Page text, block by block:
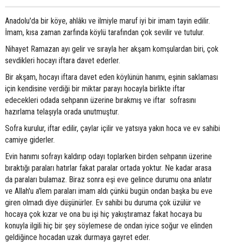
Anadolu'da bir köye, ahlâkı ve ilmiyle maruf iyi bir imam tayin edilir.
İmam, kısa zaman zarfında köylü tarafından çok sevilir ve tutulur.
Nihayet Ramazan ayı gelir ve sırayla her akşam komşulardan biri, çok
sevdikleri hocayı iftara davet ederler.
Bir akşam, hocayı iftara davet eden köylünün hanımı, eşinin saklaması
için kendisine verdiği bir miktar parayı hocayla birlikte iftar
edecekleri odada sehpanın üzerine bırakmış ve iftar sofrasını
hazırlama telaşıyla orada unutmuştur.
Sofra kurulur, iftar edilir, çaylar içilir ve yatsıya yakın hoca ve ev sahibi
camiye giderler.
Evin hanımı sofrayı kaldırıp odayı toplarken birden sehpanın üzerine
bıraktığı paraları hatırlar fakat paralar ortada yoktur. Ne kadar arasa
da paraları bulamaz. Biraz sonra eşi eve gelince durumu ona anlatır
ve Allah'u a'lem paraları imam aldı çünkü bugün ondan başka bu eve
giren olmadı diye düşünürler. Ev sahibi bu duruma çok üzülür ve
hocaya çok kızar ve ona bu işi hiç yakıştıramaz fakat hocaya bu
konuyla ilgili hiç bir şey söylemese de ondan iyice soğur ve elinden
geldiğince hocadan uzak durmaya gayret eder.